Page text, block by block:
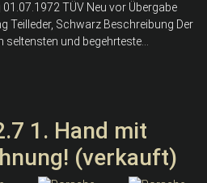
TÜV Neu vor Übergabe
Teilleder, Schwarz Beschreibung Der
seltensten und begehrteste...
1. Hand mit
(verkauft)